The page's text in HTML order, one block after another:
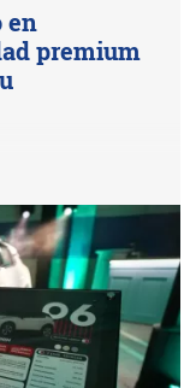
en
premium